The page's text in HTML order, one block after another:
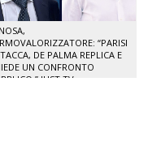
“PARISI
DE PALMA REPLICA E
UN CONFRONTO
JUST TV